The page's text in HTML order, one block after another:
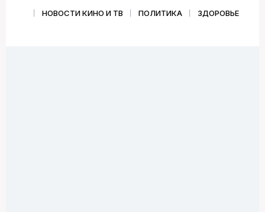
НОВОСТИ КИНО И ТВ
ПОЛИТИКА ЗДОРОВЬЕ